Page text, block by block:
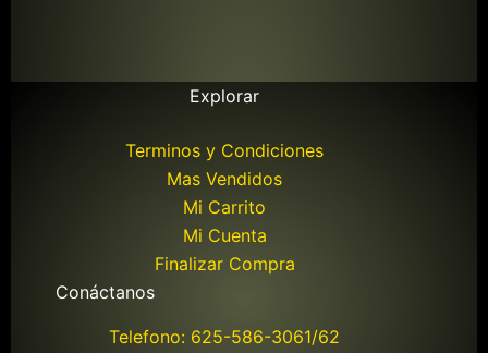
Explorar
Terminos y Condiciones
Mas Vendidos
Mi Carrito
Mi Cuenta
Finalizar Compra
Conáctanos
Telefono: 625-586-3061/62